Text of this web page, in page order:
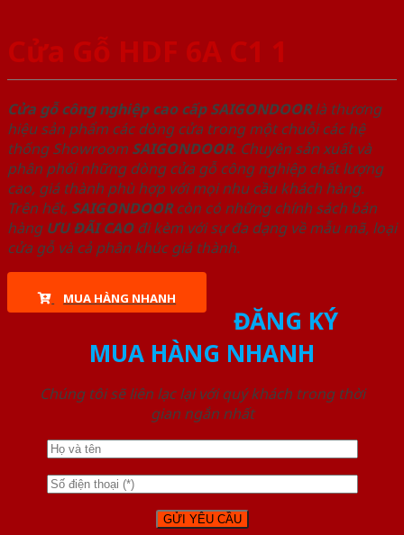
Cửa Gỗ HDF 6A C1 1
Cửa gỗ công nghiệp cao cấp SAIGONDOORlà thương
hiệu sản phẩm các dòng cửa trong một chuỗi các hệ
thống Showroom SAIGONDOOR. Chuyên sản xuất và
phân phối những dòng cửa gỗ công nghiệp chất lượng
cao, giá thành phù hợp với mọi nhu cầu khách hàng.
Trên hết, SAIGONDOORcòn có những chính sách bán
hàng ƯU ĐÃI CAOđi kèm với sự đa dạng về mẫu mã, loại
cửa gỗ và cả phân khúc giá thành.
MUA HÀNG NHANH
ĐĂNG KÝ
MUA HÀNG NHANH
Chúng tôi sẽ liên lạc lại với quý khách trong thời
gian ngắn nhất